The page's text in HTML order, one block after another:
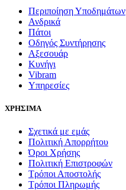
Περιποίηση Υποδημάτων
Ανδρικά
Πάτοι
Οδηγός Συντήρησης
Αξεσουάρ
Κυνήγι
Vibram
Υπηρεσίες
ΧΡΗΣΙΜΑ
Σχετικά με εμάς
Πολιτική Απορρήτου
Όροι Χρήσης
Πολιτική Επιστροφών
Τρόποι Αποστολής
Τρόποι Πληρωμής